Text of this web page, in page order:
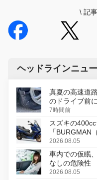
\ 記
ヘッドラインニュ
真夏の高速道
のドライブ前
7時間前
スズキの
「BURGMAN
変更し、8月18
2026.08.05
車内での仮眠
なしの危険性
2026.08.05